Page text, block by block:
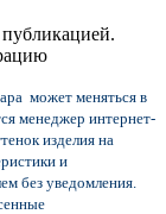
может меняться в
менеджер интернет-
изделия на
и
без уведомления.